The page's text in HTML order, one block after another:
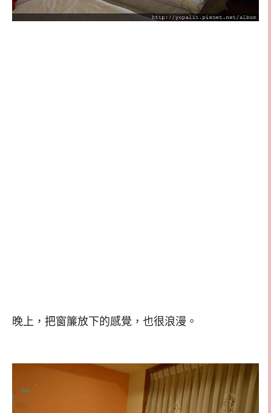
晚上，把窗簾放下的感覺，也很浪漫。